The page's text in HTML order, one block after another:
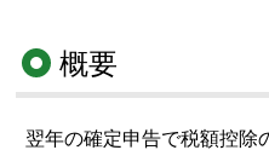
概要
翌年の確定申告で税額控除